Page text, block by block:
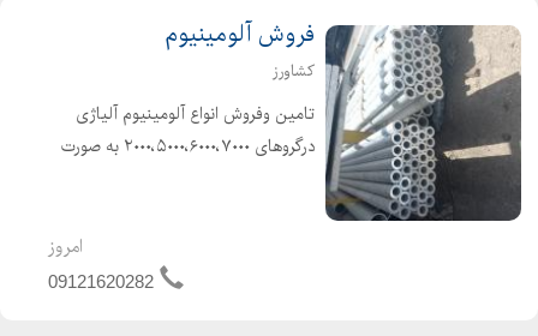
فروش آلومینیوم
کشاورز
تامین وفروش انواع آلومینیوم آلیاژی
درگروهای ۲۰۰۰،۵۰۰۰،۶۰۰۰،۷۰۰۰ به صورت
امروز
09121620282